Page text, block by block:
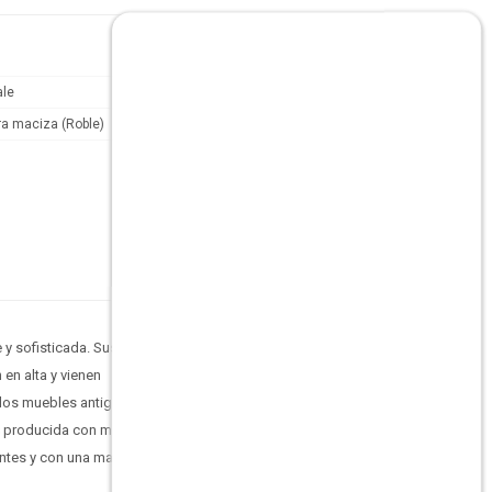
maciza (Roble)
sofisticada. Sus
alta y vienen
muebles antiguos,
con madera
y con una mayor